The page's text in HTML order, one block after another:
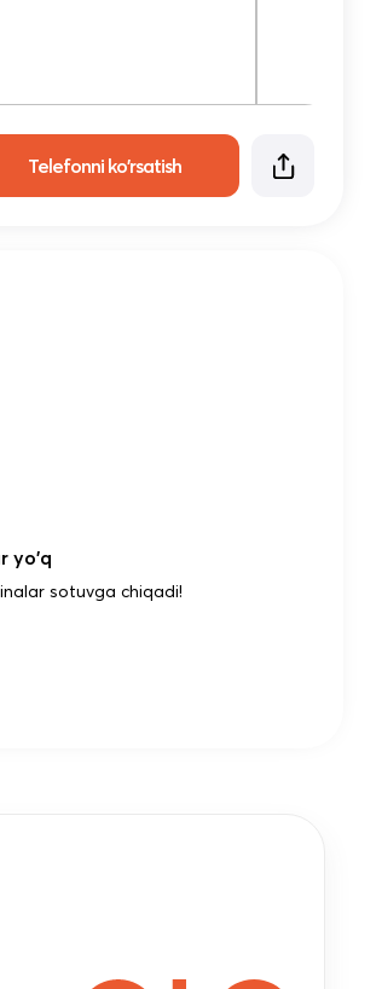
Telefonni ko'rsatish
yo'q
sotuvga chiqadi!